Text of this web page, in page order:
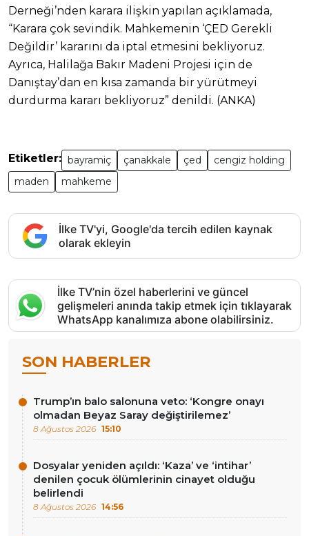
Derneği’nden karara ilişkin yapılan açıklamada,
“Karara çok sevindik. Mahkemenin ‘ÇED Gerekli
Değildir’ kararını da iptal etmesini bekliyoruz.
Ayrıca, Halilağa Bakır Madeni Projesi için de
Danıştay’dan en kısa zamanda bir yürütmeyi
durdurma kararı bekliyoruz” denildi. (ANKA)
Etiketler: bayramiç çanakkale çed
cengiz holding
maden
mahkeme
İlke TV'yi, Google'da tercih edilen kaynak
olarak ekleyin
İlke TV’nin özel haberlerini ve güncel
gelişmeleri anında takip etmek için tıklayarak
WhatsApp kanalımıza abone olabilirsiniz.
SON HABERLER
Trump’ın balo salonuna veto: ‘Kongre onayı
olmadan Beyaz Saray değiştirilemez’
8 Ağustos 2026 15:10
Dosyalar yeniden açıldı: ‘Kaza’ ve ‘intihar’
denilen çocuk ölümlerinin cinayet olduğu
belirlendi
8 Ağustos 2026 14:56